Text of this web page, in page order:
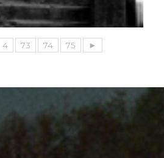
4 73 74 75 ►